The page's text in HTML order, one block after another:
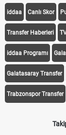
iddaa Canlı Skor
Transfer Haberleri
iddaa Programı
Galatasaray Transfer
Trabzonspor Transfer